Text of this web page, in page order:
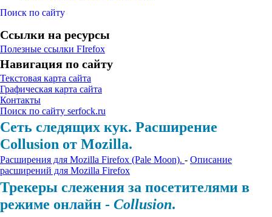
Поиск по сайту
Ссылки на ресурсы
Полезные ссылки FIrefox
Навигация по сайту
Текстовая карта сайта
Графическая карта сайта
Контакты
Поиск по сайту serfock.ru
Сеть следящих кук. Расширение
Collusion от Mozilla.
Расширения для Mozilla Firefox (Pale Moon). - Описание
расширений для Mozilla Firefox
Трекеры слежения за посетителями в
режиме онлайн - Collusion.